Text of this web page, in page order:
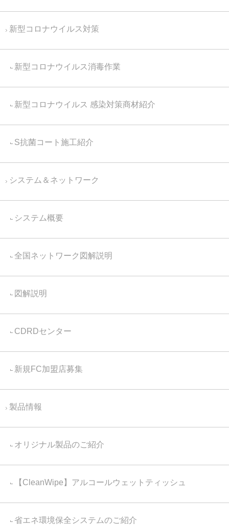
新型コロナウイルス対策
新型コロナウイルス消毒作業
新型コロナウイルス 感染対策商材紹介
S抗菌コート施工紹介
システム＆ネットワーク
システム概要
全国ネットワーク図解説明
図解説明
CDRDセンター
新規FC加盟店募集
製品情報
オリジナル製品のご紹介
【CleanWipe】アルコールウェットティッシュ
省エネ環境保全システムのご紹介